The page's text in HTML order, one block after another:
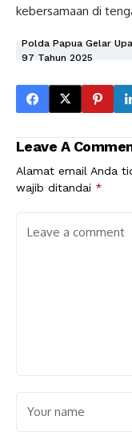
kebersamaan di
Polda Papua Gelar
97 Tahun 2025
Leave A
Alamat email Anda
wajib ditandai *